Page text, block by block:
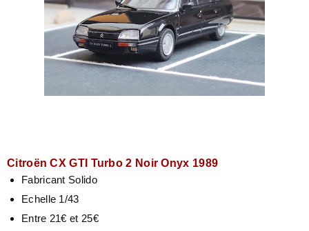
Citroën CX GTI Turbo 2 Noir Onyx 1989
Fabricant Solido
Echelle 1/43
Entre 21€ et 25€